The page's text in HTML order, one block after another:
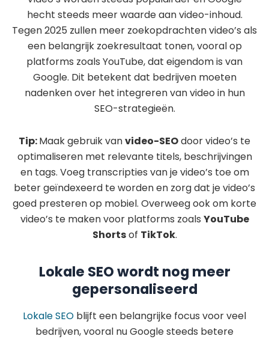
hecht steeds meer waarde aan video-inhoud.
Tegen 2025 zullen meer zoekopdrachten video’s als
een belangrijk zoekresultaat tonen, vooral op
platforms zoals YouTube, dat eigendom is van
Google. Dit betekent dat bedrijven moeten
nadenken over het integreren van video in hun
SEO-strategieën.
Tip:Maak gebruik vanvideo-SEOdoor video’s te
optimaliseren met relevante titels, beschrijvingen
en tags. Voeg transcripties van je video’s toe om
beter geïndexeerd te worden en zorg dat je video’s
goed presteren op mobiel. Overweeg ook om korte
video’s te maken voor platforms zoals YouTube
Shortsof TikTok.
Lokale SEO wordt nog meer
gepersonaliseerd
Lokale SEO blijft een belangrijke focus voor veel
bedrijven, vooral nu Google steeds betere